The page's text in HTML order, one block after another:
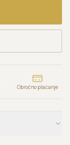
Obročno plaćanje